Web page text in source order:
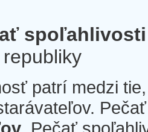
spoľahlivosti
patrí medzi
. Pečať